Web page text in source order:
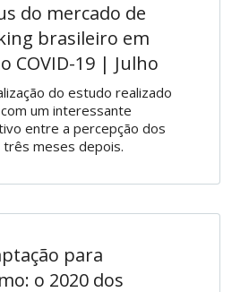
do mercado de
brasileiro em
COVID-19 | Julho
do estudo realizado
um interessante
entre a percepção dos
meses depois.
para
o 2020 dos